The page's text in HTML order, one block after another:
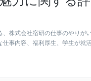
株式会社宿研の仕事のやりが
事内容、福利厚生、学生が